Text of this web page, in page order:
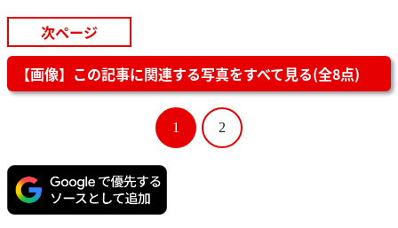
次ページ
【画像】この記事に関連する写真をすべて見る(全8点)
1 2